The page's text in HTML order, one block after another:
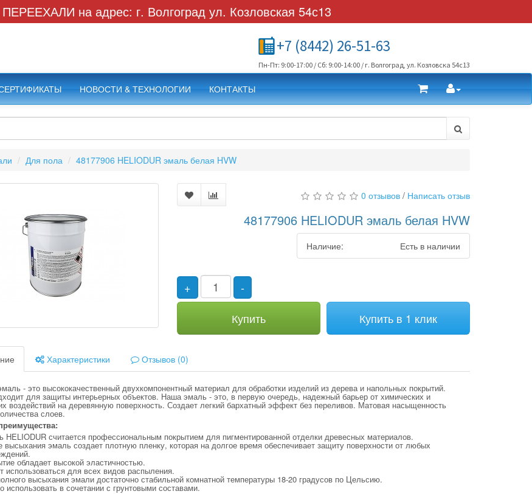
на адрес: г. Волгоград ул. Козловская 54с13
+7 (8442) 26-51-63
Пн-Пт: 9:00-17:00 / Сб: 9:00-14:00 / г. Волгоград, ул. Козловска 54с13
НОВОСТИ & ТЕХНОЛОГИИ КОНТАКТЫ
Для пола 48177906 HELIODUR эмаль белая HVW
0 отзывов / Написать отзыв
48177906 HELIODUR эмаль белая HVW
Наличие: Есть в наличии
+
-
Купить
Купить в 1 клик
Характеристики Отзывов (0)
- это высококачественный двухкомпонентный материал для обработки изделий из дерева и напольных покрытий.
для защиты интерьерных объектов. Наша эмаль - это, в первую очередь, надежный барьер от химических и
воздействий на деревянную поверхность. Создает легкий бархатный эффект без переливов. Матовая насыщенность
слоев.
HELIODUR считается профессиональным покрытием для пигментированной отделки древесных материалов.
высыхания эмаль создает плотную пленку, которая на долгое время обеспечивает защиту поверхности от любых
обладает высокой эластичностью.
использоваться для всех видов распыления.
высыхания эмали достаточно стабильной комнатной температуры 18-20 градусов по Цельсию.
использовать в сочетании с грунтовыми составами.